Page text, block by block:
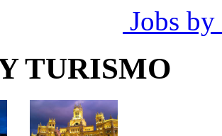
Jobs by
TURISMO